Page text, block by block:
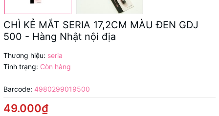
CHÌ KẺ MẮT SERIA 17,2CM MÀU ĐEN GDJ
500 - Hàng Nhật nội địa
Thương hiệu: seria
Tình trạng: Còn hàng
Barcode: 4980299019500
49.000₫